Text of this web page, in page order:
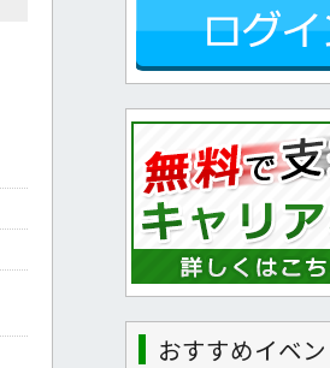
おすすめイベン